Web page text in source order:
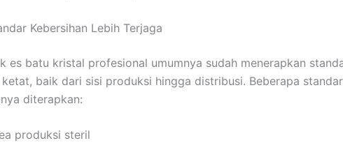
Kebersihan Lebih Terjaga
es batu kristal profesional umumnya sudah menerapkan
baik dari sisi produksi hingga distribusi. Beberapa
diterapkan:
produksi steril